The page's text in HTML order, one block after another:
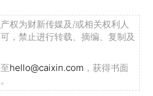
权为财新传媒及/或相关权利人
，禁止进行转载、摘编、复制及
hello@caixin.com ，获得书面